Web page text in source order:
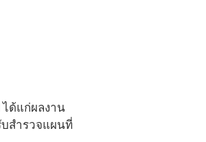
ได้แก่ผลงาน
สำรวจแผนที่